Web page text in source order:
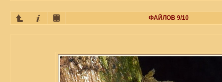
ФАЙЛОВ 9/10